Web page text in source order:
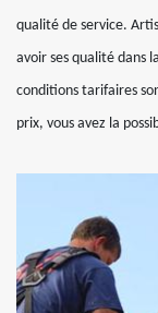
qualité de service.
avoir ses qualité dans
conditions tarifaires
prix, vous avez la